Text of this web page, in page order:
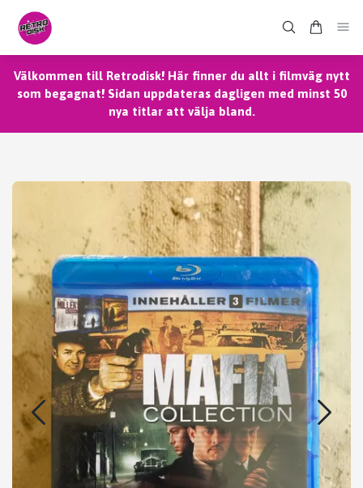
Välkommen till Retrodisk! Här finner du allt i filmväg nytt
som begagnat! Sidan uppdateras dagligen med minst 50
nya titlar att välja bland.